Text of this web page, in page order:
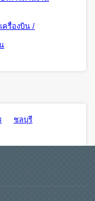
ครื่องบิน /
ชลบุรี